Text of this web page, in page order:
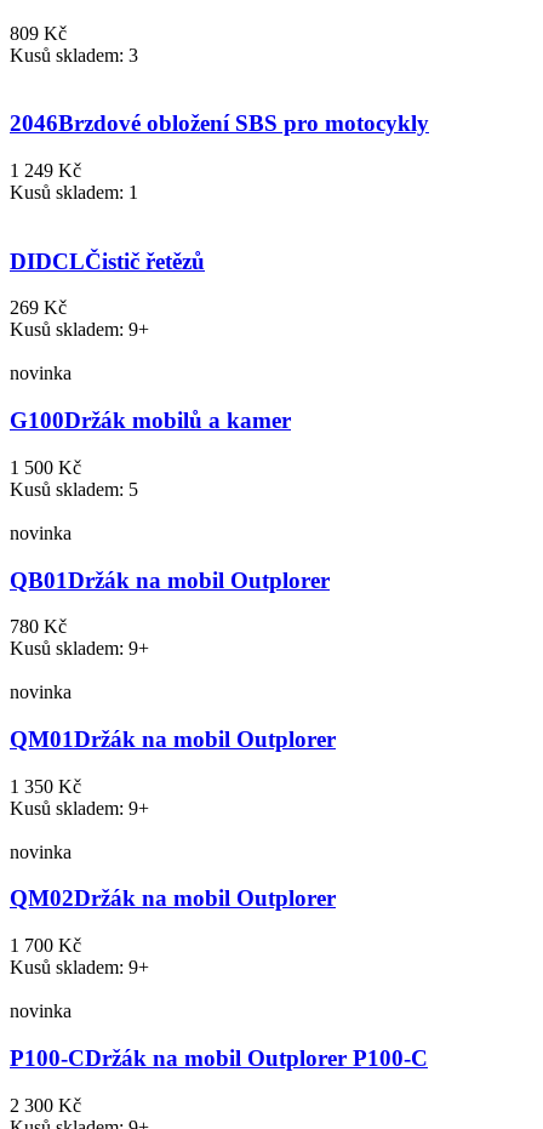
809 Kč
Kusů skladem: 3
2046Brzdové obložení SBS pro motocykly
1 249 Kč
Kusů skladem: 1
DIDCLČistič řetězů
269 Kč
Kusů skladem: 9+
novinka
G100Držák mobilů a kamer
1 500 Kč
Kusů skladem: 5
novinka
QB01Držák na mobil Outplorer
780 Kč
Kusů skladem: 9+
novinka
QM01Držák na mobil Outplorer
1 350 Kč
Kusů skladem: 9+
novinka
QM02Držák na mobil Outplorer
1 700 Kč
Kusů skladem: 9+
novinka
P100-CDržák na mobil Outplorer P100-C
2 300 Kč